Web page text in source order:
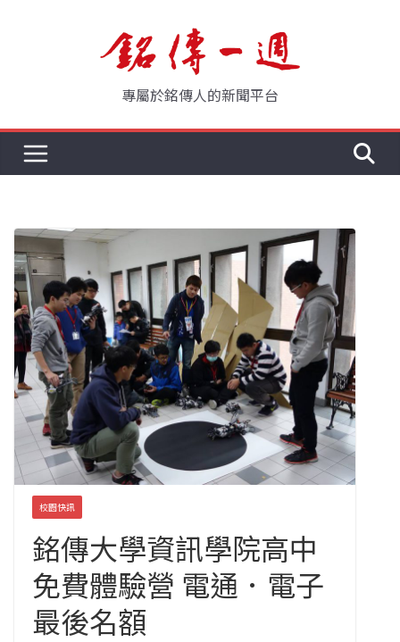
專屬於銘傳人的新聞平台
校園快訊
銘傳大學資訊學院高中
免費體驗營 電通．電子
最後名額